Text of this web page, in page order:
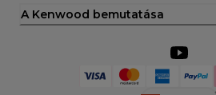
A Kenwood bemutatása